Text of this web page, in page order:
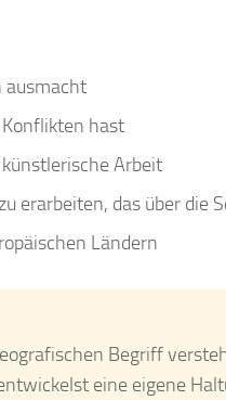
ausmacht
hast
Arbeit
erarbeiten, das über die
Ländern
Begriff
eine eigene